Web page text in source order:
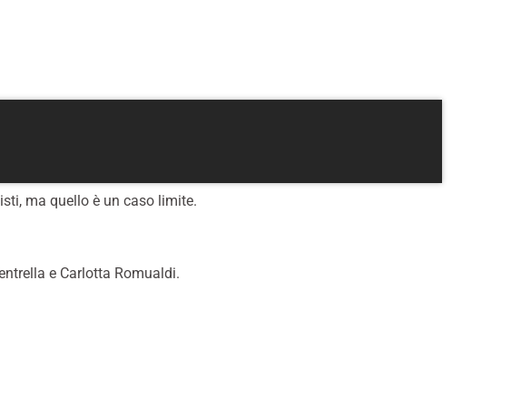
ma quello è un caso limite.
e Carlotta Romualdi.